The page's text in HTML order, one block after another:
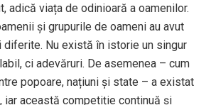
adică viața de odinioară a oamenilor.
și grupurile de oameni au avut
Nu există în istorie un singur
ci adevăruri. De asemenea – cum
popoare, națiuni și state – a existat
iar această competiție continuă și